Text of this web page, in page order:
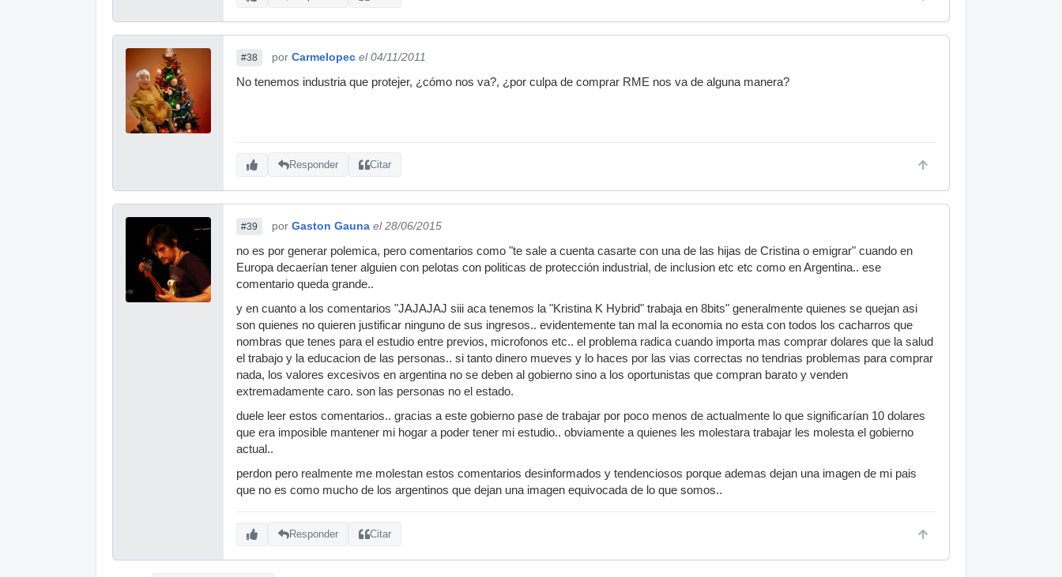
#38 por Carmelopec el 04/11/2011
No tenemos industria que protejer, ¿cómo nos va?, ¿por culpa de comprar RME nos va de alguna manera?
Responder Citar
#39 por Gaston Gauna el 28/06/2015
no es por generar polemica, pero comentarios como "te sale a cuenta casarte con una de las hijas de Cristina o emigrar" cuando en
Europa decaerían tener alguien con pelotas con politicas de protección industrial, de inclusion etc etc como en Argentina.. ese
comentario queda grande..
y en cuanto a los comentarios "JAJAJAJ siii aca tenemos la "Kristina K Hybrid" trabaja en 8bits" generalmente quienes se quejan asi
son quienes no quieren justificar ninguno de sus ingresos.. evidentemente tan mal la economia no esta con todos los cacharros que
nombras que tenes para el estudio entre previos, microfonos etc.. el problema radica cuando importa mas comprar dolares que la salud
el trabajo y la educacion de las personas.. si tanto dinero mueves y lo haces por las vias correctas no tendrias problemas para comprar
nada, los valores excesivos en argentina no se deben al gobierno sino a los oportunistas que compran barato y venden
extremadamente caro. son las personas no el estado.
duele leer estos comentarios.. gracias a este gobierno pase de trabajar por poco menos de actualmente lo que significarían 10 dolares
que era imposible mantener mi hogar a poder tener mi estudio.. obviamente a quienes les molestara trabajar les molesta el gobierno
actual..
perdon pero realmente me molestan estos comentarios desinformados y tendenciosos porque ademas dejan una imagen de mi pais
que no es como mucho de los argentinos que dejan una imagen equivocada de lo que somos..
Responder Citar